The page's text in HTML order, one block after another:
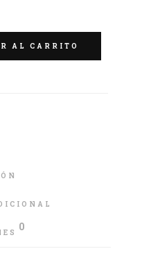
AL CARRITO
0